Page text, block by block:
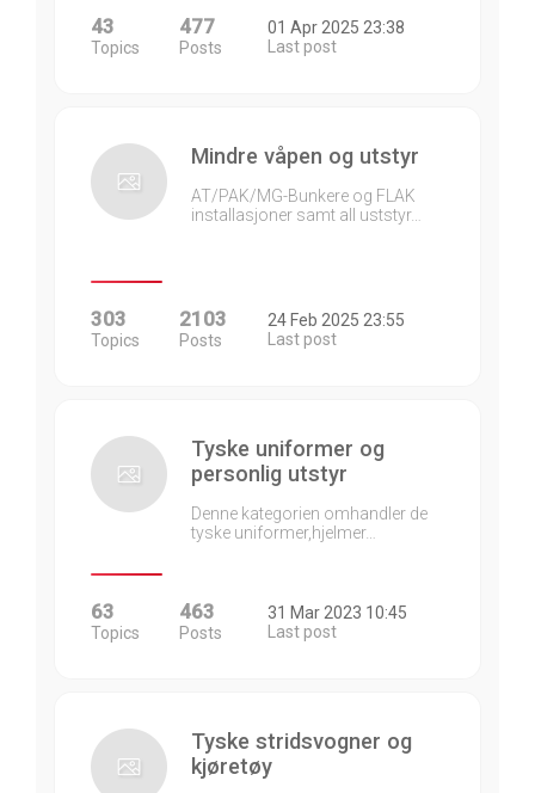
43
Topics
477
Posts
01 Apr 2025 23:38
Last post
Mindre våpen og utstyr
AT/PAK/MG-Bunkere og FLAK
installasjoner samt all uststyr…
303
Topics
2103
Posts
24 Feb 2025 23:55
Last post
Tyske uniformer og
personlig utstyr
Denne kategorien omhandler de
tyske uniformer,hjelmer…
63
Topics
463
Posts
31 Mar 2023 10:45
Last post
Tyske stridsvogner og
kjøretøy